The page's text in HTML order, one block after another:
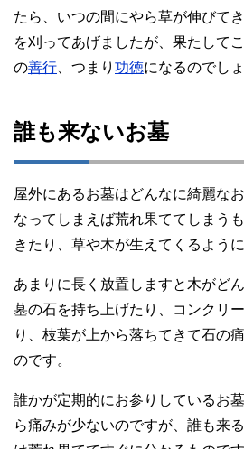
たら、いつの間にやら草が伸びて
を刈ってあげましたが、果たして
の善行 、つまり 功徳になるのでしょ
誰も来ないお墓
屋外にあるお墓はどんなに綺麗な
なってしまえば荒れ果ててしまう
きたり、草や木が生えてくるよう
あまりに長く放置しますと木がど
墓の石を持ち上げたり、コンクリ
り、枝葉が上から落ちてきて石の
のです。
誰かが定期的にお参りしているお
ら痛みが少ないのですが、誰も来